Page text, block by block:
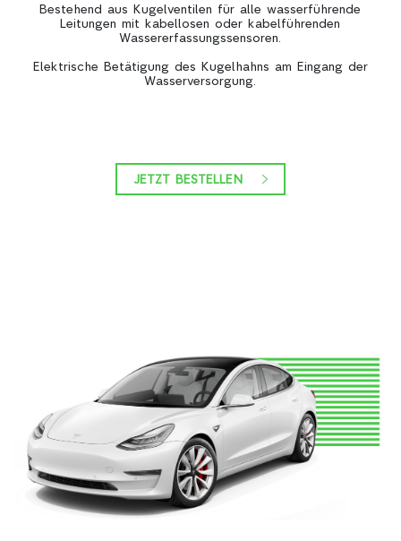
Bestehend aus Kugelventilen für alle wasserführende
Leitungen mit kabellosen oder kabelführenden
Wassererfassungssensoren.
Elektrische Betätigung des Kugelhahns am Eingang der
Wasserversorgung.
JETZT BESTELLEN